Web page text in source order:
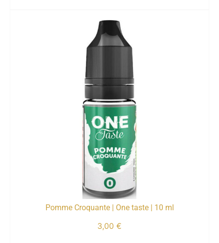
Pomme Croquante | One taste | 10 ml
3,00 €